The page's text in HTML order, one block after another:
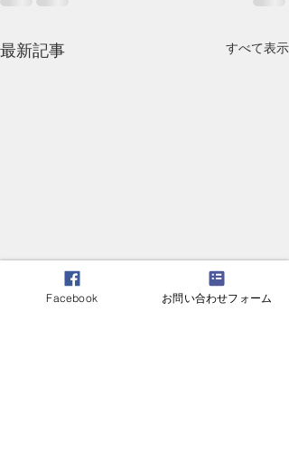
最新記事 すべて表示
Facebook お問い合わせフォーム